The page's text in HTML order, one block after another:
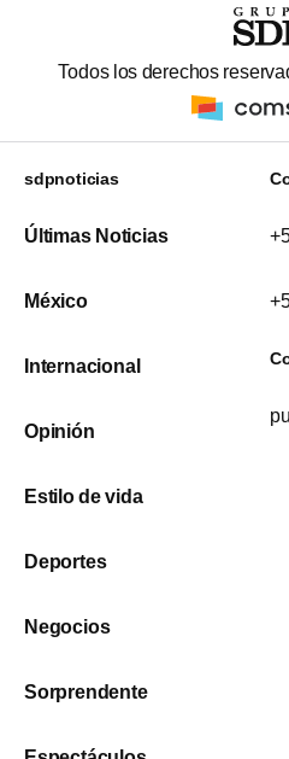
Todos los derechos
sdpnoticias
Últimas Noticias
México
Internacional
Opinión
Estilo de vida
Deportes
Negocios
Sorprendente